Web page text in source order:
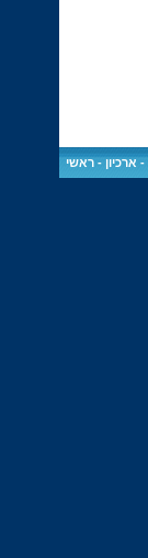
- ארכיון -ראשי